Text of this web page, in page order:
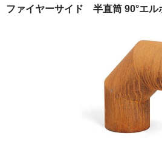
JØTUL(ヨツ
ダッチウエ
バーモントキャス
クワドラファ
ファイヤーサイド 半直筒 90°エル